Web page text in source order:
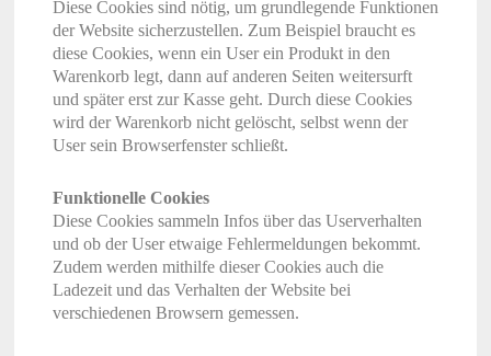
Diese Cookies sind nötig, um grundlegende Funktionen
der Website sicherzustellen. Zum Beispiel braucht es
diese Cookies, wenn ein User ein Produkt in den
Warenkorb legt, dann auf anderen Seiten weitersurft
und später erst zur Kasse geht. Durch diese Cookies
wird der Warenkorb nicht gelöscht, selbst wenn der
User sein Browserfenster schließt.
Funktionelle Cookies
Diese Cookies sammeln Infos über das Userverhalten
und ob der User etwaige Fehlermeldungen bekommt.
Zudem werden mithilfe dieser Cookies auch die
Ladezeit und das Verhalten der Website bei
verschiedenen Browsern gemessen.